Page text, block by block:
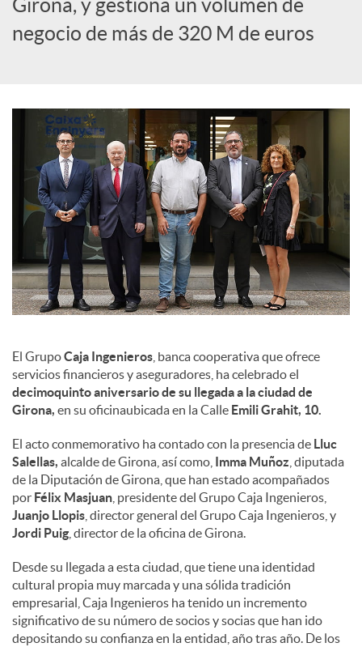
c
e
s
Girona, y gestiona un volumen de
negocio de más de 320 M de euros
El GrupoCaja Ingenieros , banca cooperativa que ofrece
servicios financieros y aseguradores, ha celebrado el
decimoquinto aniversario de su llegada a la ciudad de
Girona, en su oficinaubicada en la Calle Emili Grahit, 10.
El acto conmemorativo ha contado con la presencia de Lluc
Salellas, alcalde de Girona, así como, Imma Muñoz , diputada
de la Diputación de Girona, que han estado acompañados
por Félix Masjuan , presidente del Grupo Caja Ingenieros,
Juanjo Llopis , director general del Grupo Caja Ingenieros, y
Jordi Puig , director de la oficina de Girona.
Desde su llegada a esta ciudad, que tiene una identidad
cultural propia muy marcada y una sólida tradición
empresarial, Caja Ingenieros ha tenido un incremento
significativo de su número de socios y socias que han ido
depositando su confianza en la entidad, año tras año. De los